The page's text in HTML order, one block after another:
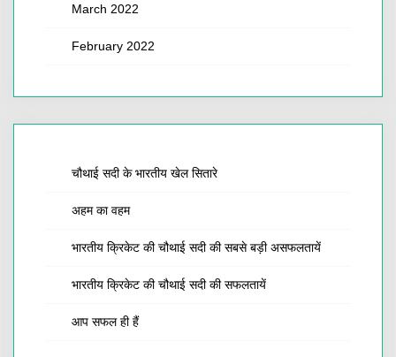
March 2022
February 2022
चौथाई सदी के भारतीय खेल सितारे
अहम का वहम
भारतीय क्रिकेट की चौथाई सदी की सबसे बड़ी असफलतायें
भारतीय क्रिकेट की चौथाई सदी की सफलतायें
आप सफल ही हैं